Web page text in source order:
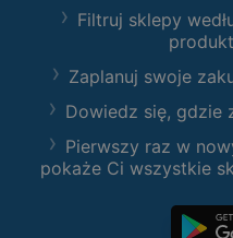
Filtruj sklepy
Zaplanuj swoje
Dowiedz się, gdzie
Pierwszy raz w
pokaże Ci wszystkie